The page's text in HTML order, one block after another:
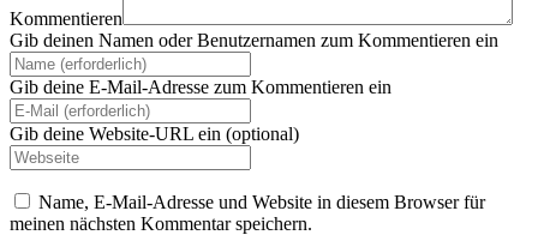
Kommentieren
Gib deinen Namen oder Benutzernamen zum Kommentieren ein
Gib deine E-Mail-Adresse zum Kommentieren ein
Gib deine Website-URL ein (optional)
Name, E-Mail-Adresse und Website in diesem Browser für
meinen nächsten Kommentar speichern.